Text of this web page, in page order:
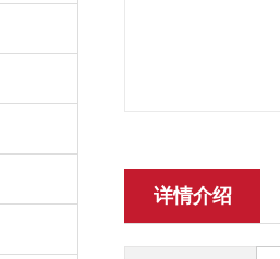
详情介绍